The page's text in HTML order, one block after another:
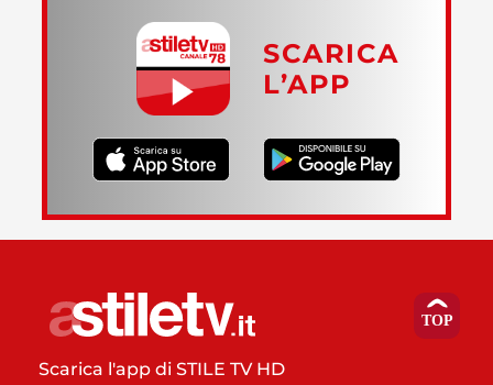
SCARICA
L’APP
Scarica l'app di STILE TV HD